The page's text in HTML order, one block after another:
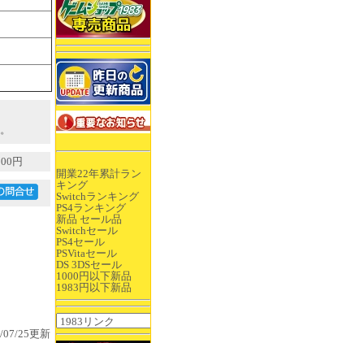
開業22年累計ラン
キング
Switchランキング
PS4ランキング
新品 セール品
Switchセール
PS4セール
PSVitaセール
DS 3DSセール
1000円以下新品
1983円以下新品
円
25更新